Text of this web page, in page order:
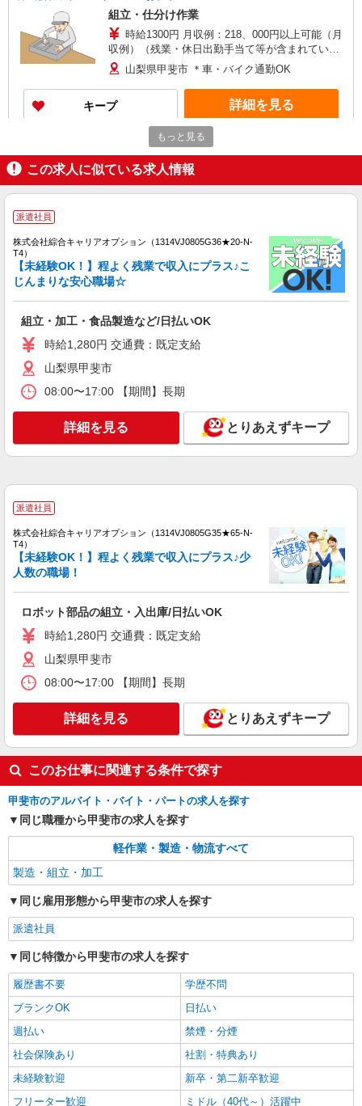
組立・仕分け作業
時給1300円 月収例：218、000円以上可能（月
収例）（残業・休日出勤手当て等が含まれていま
す） 交通費全額支給
山梨県甲斐市 ＊車・バイク通勤OK
キープ 詳細を見る
株式会社綜合キャリアオプション（1314VJ0805G35★65-N-T4）
ロボット部品の組立・入出庫/日払いOK
時給1,280円 交通費：既定支給
詳細を見る
派遣社員
半導体製造装置の工具組立/日払いOK
時給1,500円 交通費：既定支給
株式会社テクノ・サービス/お仕事No/0883616
山梨県甲斐市 ＊車・バイク通勤OK
キープ 詳細を見る
パーソルファクトリーパートナーズ株式会社
部品の組立・組付け（日勤）
業時間については、多少の増減あり
詳細を見る
派遣社員
部品の組立・組付け（日勤）
時給1250円 ※交通費全額支給（規定あり）
【月収例】23.1万円（20日勤務＋残業20h） ※残
業時間については、多少の増減あり
山梨県甲斐市宇津谷
キープ
派遣社員
パーソルファクトリーパートナーズ株式会社
部品の製造マシンオペレーター（日勤）
時給1400円 ※交通費全額支給（規定あり）
【月収例】25.9万円（20日勤務＋残業20h） ※残
業時間については、多少の増減あり
山梨県甲斐市宇津谷
詳細を見る
派遣社員
もっと見る
この求人に似ている求人情報
派遣社員
株式会社綜合キャリアオプション（1314VJ0805G36★20-N-
T4）
【未経験OK！】程よく残業で収入にプラス♪こ
じんまりな安心職場☆
組立・加工・食品製造など/日払いOK
時給1,280円 交通費：既定支給
山梨県甲斐市
08:00〜17:00 【期間】長期
詳細を見る とりあえずキープ
派遣社員
株式会社綜合キャリアオプション（1314VJ0805G35★65-N-
T4）
【未経験OK！】程よく残業で収入にプラス♪少
人数の職場！
ロボット部品の組立・入出庫/日払いOK
時給1,280円 交通費：既定支給
山梨県甲斐市
08:00〜17:00 【期間】長期
詳細を見る とりあえずキープ
このお仕事に関連する条件で探す
甲斐市のアルバイト・バイト・パートの求人を探す
同じ職種から甲斐市の求人を探す
軽作業・製造・物流すべて
製造・組立・加工
同じ雇用形態から甲斐市の求人を探す
派遣社員
同じ特徴から甲斐市の求人を探す
履歴書不要
学歴不問
ブランクOK
日払い
週払い
禁煙・分煙
社会保険あり
社割・特典あり
未経験歓迎
新卒・第二新卒歓迎
フリーター歓迎
ミドル（40代～）活躍中